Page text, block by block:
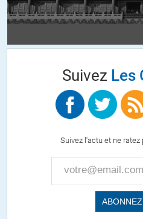
+31 ALERTER
d’armes offensives nouvelles.
importante composante
Le reste est une modernisation
rensignement militaire lors d’un
réputation en tant qu’analyste)
Et si Poutine n’a pas pris
Suivez Les
Suivez l'actu et ne